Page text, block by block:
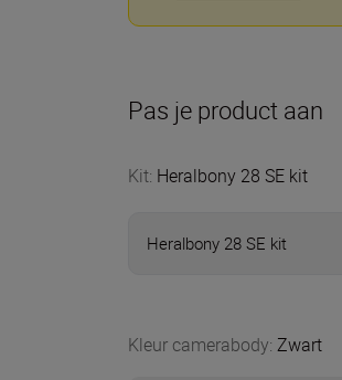
Pas je product aan
Kit: Heralbony 28 SE kit
Heralbony 28 SE kit
Kleur camerabody:Zwart